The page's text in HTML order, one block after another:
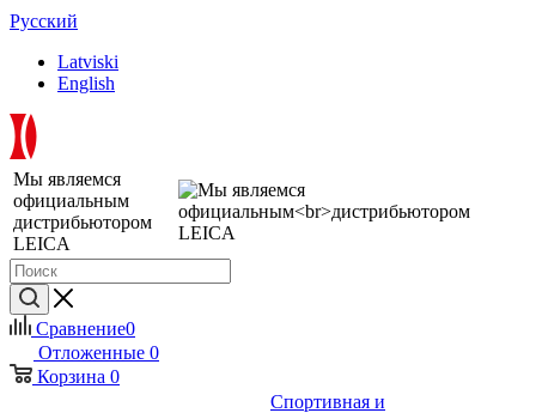
Русский
Latviski
English
Мы являемся
официальным
дистрибьютором
LEICA
Сравнение0
Отложенные 0
Корзина 0
Спортивная и